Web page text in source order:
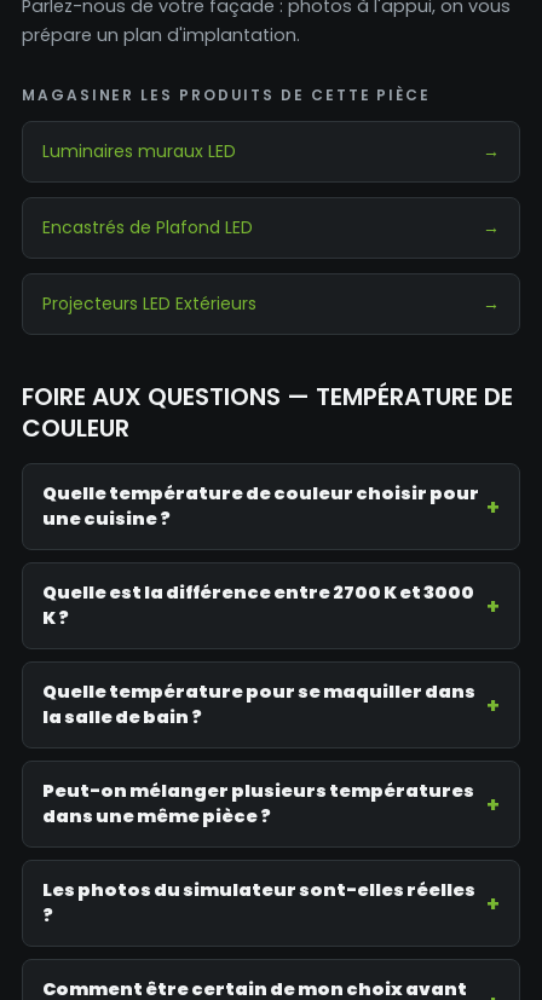
Parlez-nous de votre façade : photos à l'appui, on vous
prépare un plan d'implantation.
MAGASINER LES PRODUITS DE CETTE PIÈCE
Luminaires muraux LED →
Encastrés de Plafond LED →
Projecteurs LED Extérieurs →
FOIRE AUX QUESTIONS — TEMPÉRATURE DE
COULEUR
Quelle température de couleur choisir pour
une cuisine ?
Quelle est la différence entre 2700 K et 3000
K ?
Quelle température pour se maquiller dans
la salle de bain ?
Peut-on mélanger plusieurs températures
dans une même pièce ?
Les photos du simulateur sont-elles réelles
?
Comment être certain de mon choix avant